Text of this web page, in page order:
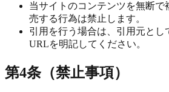
当サイトのコンテンツを無断で
売する行為は禁止します。
引用を行う場合は、引用元とし
URLを明記してください。
第4条（禁止事項）